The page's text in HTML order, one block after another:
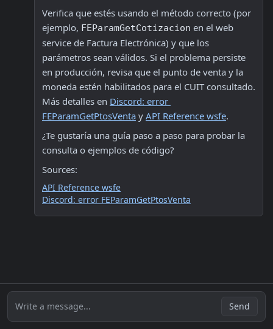
Verifica que estés usando el método correcto (por
ejemplo, FEParamGetCotizacion en el web
service de Factura Electrónica) y que los
parámetros sean válidos. Si el problema persiste
en producción, revisa que el punto de venta y la
moneda estén habilitados para el CUIT consultado.
Más detalles en Discord: error
FEParamGetPtosVenta y API Reference wsfe.
¿Te gustaría una guía paso a paso para probar la
consulta o ejemplos de código?
Sources:
API Reference wsfe
Discord: error FEParamGetPtosVenta
Write a message... Send